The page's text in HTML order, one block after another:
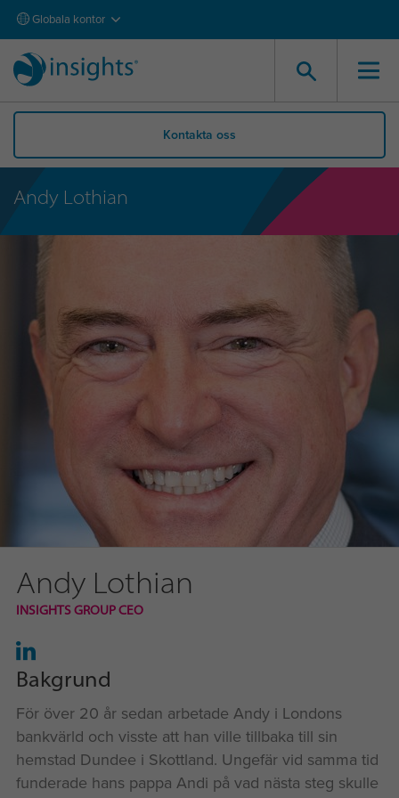
Globala kontor
Kontakta oss
Andy Lothian
Andy Lothian
INSIGHTS GROUP CEO
Bakgrund
För över 20 år sedan arbetade Andy i Londons
bankvärld och visste att han ville tillbaka till sin
hemstad Dundee i Skottland. Ungefär vid samma tid
funderade hans pappa Andi på vad nästa steg skulle